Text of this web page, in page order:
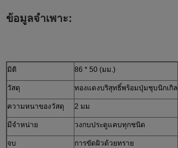
ข้อมูลจำเพาะ:
มิติ 86 * 50 (มม.)
วัสดุ ทองแดงบริสุทธิ์พร้อมปุ่มชุบนิกเกิล
ความหนาของวัสดุ 2 มม
มีจำหน่าย วงกบประตูแคบทุกชนิด
จบ การขัดผิวด้วยทราย